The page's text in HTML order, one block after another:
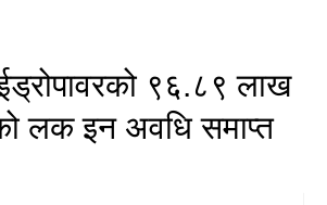
९६.८९ लाख
लक इन अवधि समाप्त